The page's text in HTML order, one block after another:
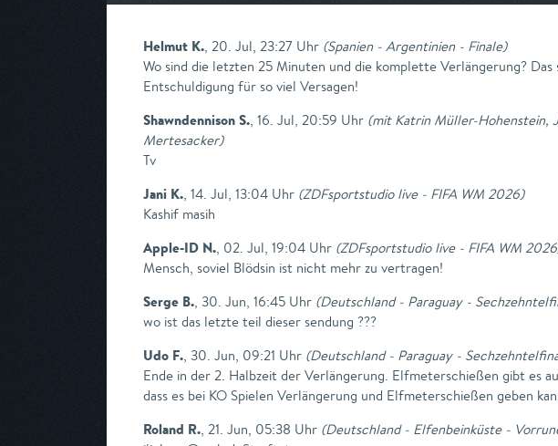
Helmut K., 20. Jul, 23:27 Uhr (Spanien - Argentinien - Finale)
Wo sind die letzten 25 Minuten und die komplette Verlängerung?
Entschuldigung für so viel Versagen!
Shawndennison S., 16. Jul, 20:59 Uhr (mit Katrin Müller-Hohenstein,
Mertesacker)
Tv
Jani K., 14. Jul, 13:04 Uhr (ZDFsportstudio live - FIFA WM 2026)
Kashif masih
Apple-ID N., 02. Jul, 19:04 Uhr (ZDFsportstudio live - FIFA WM 2026
Mensch, soviel Blödsin ist nicht mehr zu vertragen!
Serge B., 30. Jun, 16:45 Uhr (Deutschland - Paraguay -
wo ist das letzte teil dieser sendung ???
Udo F., 30. Jun, 09:21 Uhr (Deutschland - Paraguay -
Ende in der 2. Halbzeit der Verlängerung. Elfmeterschießen gibt es
dass es bei KO Spielen Verlängerung und Elfmeterschießen geben
Roland R., 21. Jun, 05:38 Uhr (Deutschland - Elfenbeinküste -